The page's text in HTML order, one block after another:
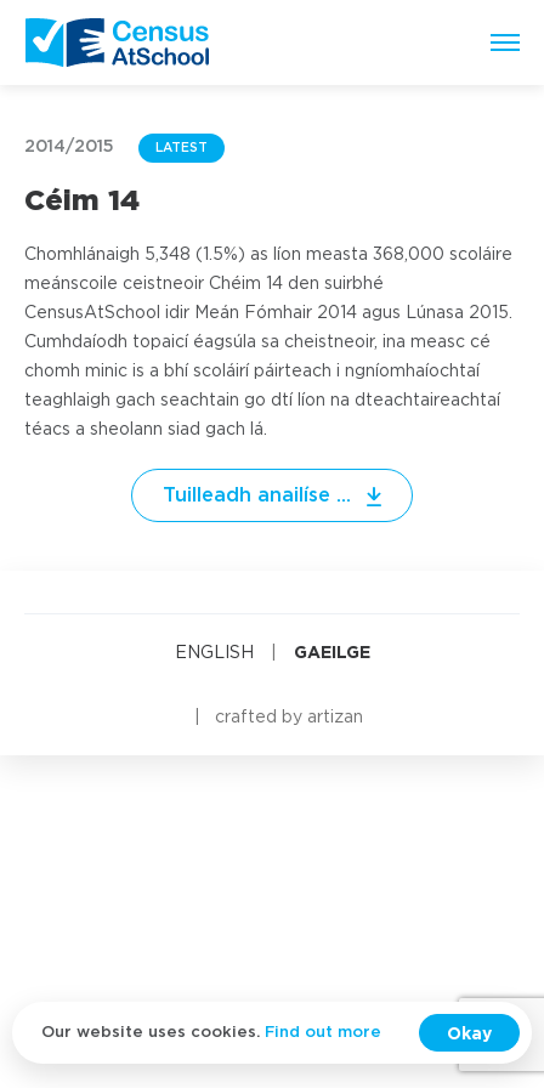
Our website uses cookies. Find out more Okay
2014/2015 LATEST
Céim 14
Chomhlánaigh 5,348 (1.5%) as líon measta 368,000 scoláire
meánscoile ceistneoir Chéim 14 den suirbhé
CensusAtSchool idir Meán Fómhair 2014 agus Lúnasa 2015.
Cumhdaíodh topaicí éagsúla sa cheistneoir, ina measc cé
chomh minic is a bhí scoláirí páirteach i ngníomhaíochtaí
teaghlaigh gach seachtain go dtí líon na dteachtaireachtaí
téacs a sheolann siad gach lá.
Tuilleadh anailíse ...
ENGLISH GAEILGE
crafted by artizan